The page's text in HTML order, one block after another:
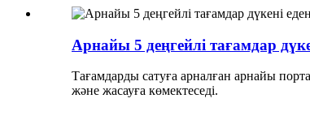
Арнайы 5 деңгейлі тағамдар
Тағамдарды сатуға арналған арнайы
және жасауға көмектеседі.